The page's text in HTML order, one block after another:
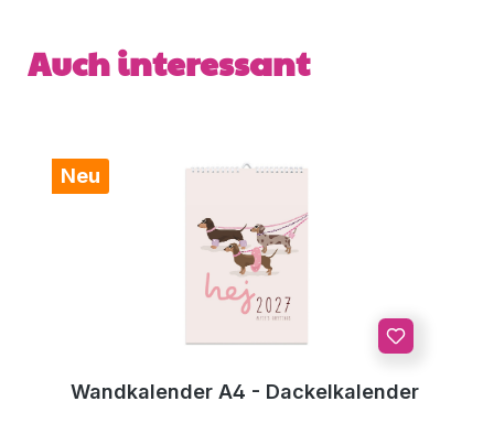
Produktgalerie überspringen
Auch interessant
Neu
Wandkalender A4 - Dackelkalender